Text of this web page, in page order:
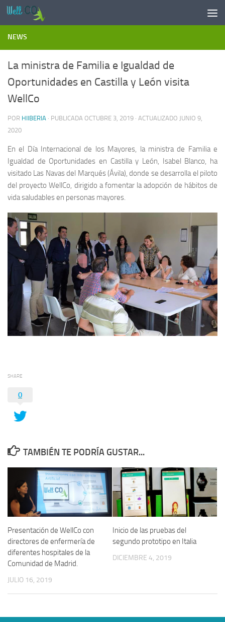
Saltar al contenido
NEWS
La ministra de Familia e Igualdad de
Oportunidades en Castilla y León visita
WellCo
POR HIIBERIA · PUBLICADA OCTUBRE 3, 2019 · ACTUALIZADO JUNIO 9,
2020
En el Día Internacional de los Mayores, la ministra de Familia e
Igualdad de Oportunidades en Castilla y León, Isabel Blanco, ha
visitado Las Navas del Marqués (Ávila), donde se desarrolla el piloto
del proyecto WellCo, dirigido a fomentar la adopción de hábitos de
vida saludables en personas mayores.
SHARE
0
TAMBIÉN TE PODRÍA GUSTAR...
Presentación de WellCo con
directores de enfermería de
diferentes hospitales de la
Comunidad de Madrid.
JULIO 16, 2019
Inicio de las pruebas del
segundo prototipo en Italia
DICIEMBRE 4, 2019